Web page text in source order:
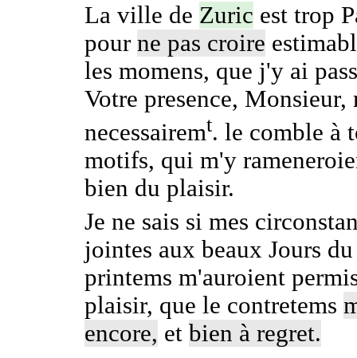
La ville de Zuric est trop
pour ne pas croire
les momens, que j'y ai
Votre presence,
necessairemt. le comble à
motifs, qui m'y
bien du plaisir.
Je ne sais si mes
jointes aux beaux Jours du
printems m'auroient
plaisir, que le contretems
encore, et bien à regret.